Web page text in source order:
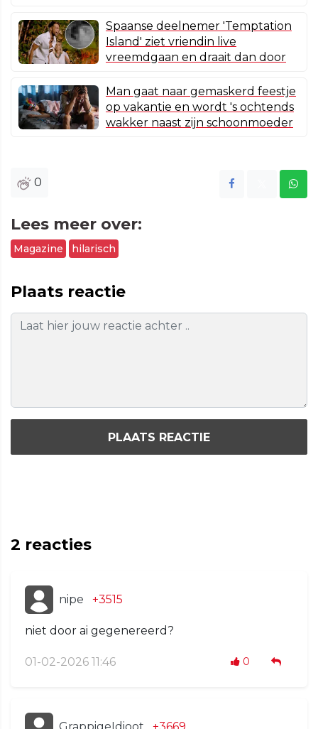
Spaanse deelnemer 'Temptation
Island' ziet vriendin live
vreemdgaan en draait dan door
Man gaat naar gemaskerd feestje
op vakantie en wordt 's ochtends
wakker naast zijn schoonmoeder
0
Lees meer over:
Magazine hilarisch
Plaats reactie
PLAATS REACTIE
2 reacties
nipe +3515
niet door ai gegenereerd?
01-02-2026 11:46 0